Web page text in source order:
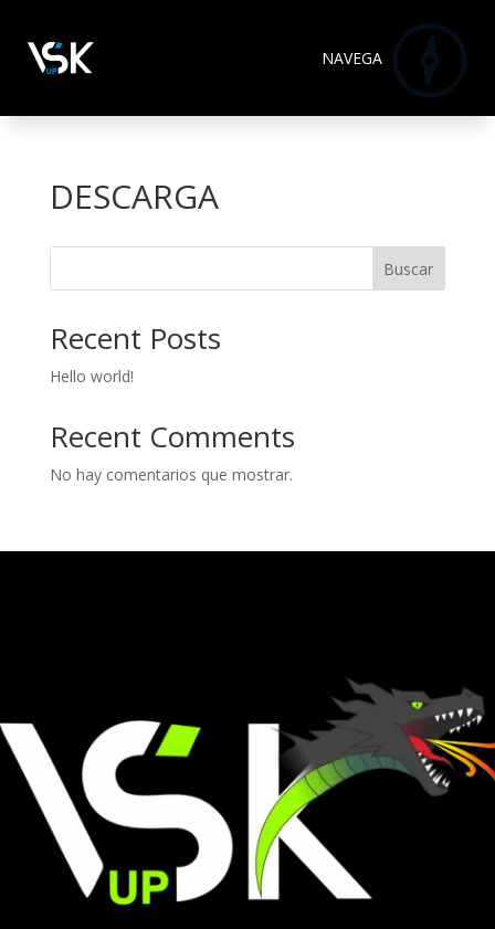
NAVEGA 
DESCARGA
Buscar
Recent Posts
Hello world!
Recent Comments
No hay comentarios que mostrar.